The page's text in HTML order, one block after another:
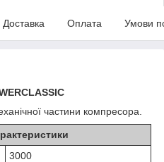
Доставка Оплата Умови
частини компресора.
3000